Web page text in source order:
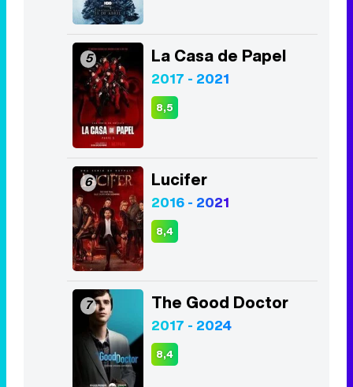
5 La Casa de Papel
2017 - 2021
8,5
6 Lucifer
2016 - 2021
8,4
7 The Good Doctor
2017 - 2024
8,4